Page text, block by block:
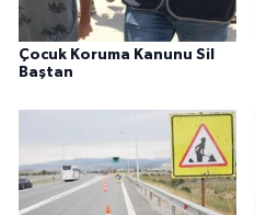
Çocuk Koruma Kanunu Sil
Baştan